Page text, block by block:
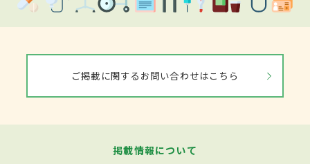
ご掲載に関するお問い合わせはこちら
掲載情報について